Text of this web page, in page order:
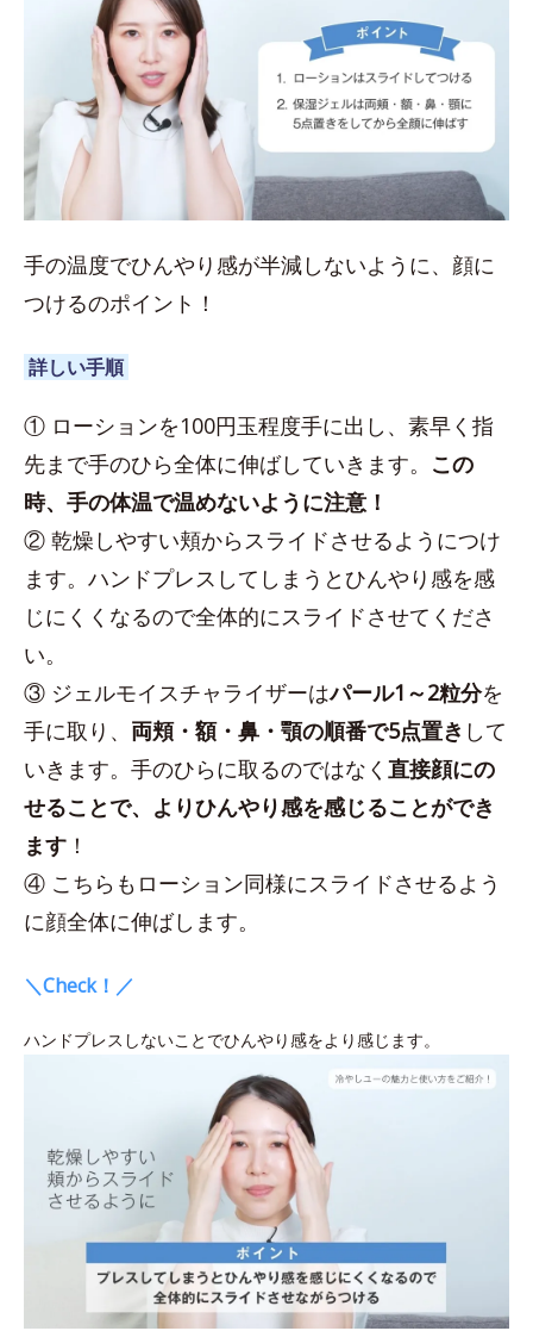
手の温度でひんやり感が半減しないように、顔に
つけるのポイント！
詳しい手順
① ローションを100円玉程度手に出し、素早く指
先まで手のひら全体に伸ばしていきます。 この
時、手の体温で温めないように注意！
② 乾燥しやすい頬からスライドさせるようにつけ
ます。ハンドプレスしてしまうとひんやり感を感
じにくくなるので全体的にスライドさせてくださ
い。
③ ジェルモイスチャライザーはパール1～2粒分を
手に取り、 両頬・額・鼻・顎の順番で5点置き して
いきます。手のひらに取るのではなく 直接顔にの
せることで、よりひんやり感を感じることができ
ます ！
④ こちらもローション同様にスライドさせるよう
に顔全体に伸ばします。
＼Check！／
ハンドプレスしないことでひんやり感をより感じます。